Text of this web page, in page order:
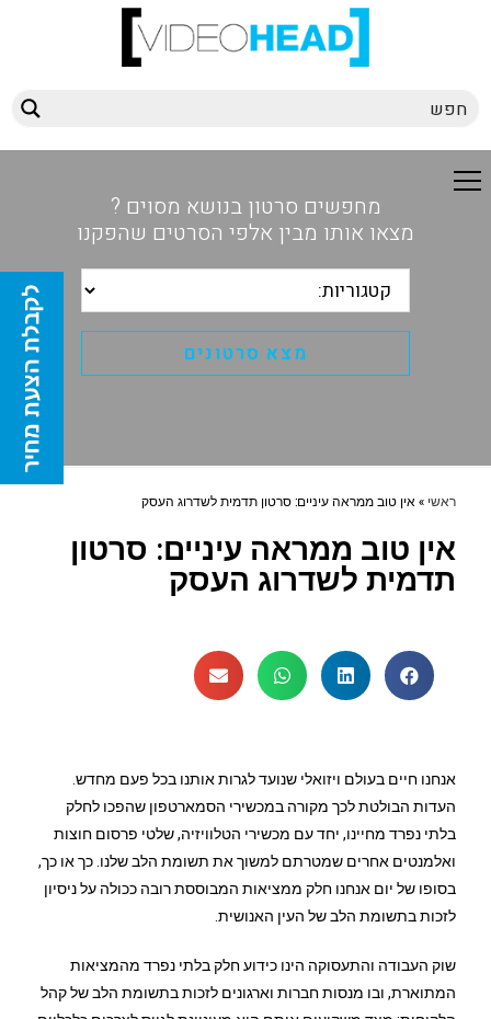
מחפשים סרטון בנושא מסוים ?
מצאו אותו מבין אלפי הסרטים שהפקנו
ראשי »אין טוב ממראה עיניים: סרטון תדמית לשדרוג העסק
אין טוב ממראה עיניים: סרטון
תדמית לשדרוג העסק
אנחנו חיים בעולם ויזואלי שנועד לגרות אותנו בכל פעם מחדש.
העדות הבולטת לכך מקורה במכשירי הסמארטפון שהפכו לחלק
בלתי נפרד מחיינו, יחד עם מכשירי הטלוויזיה, שלטי פרסום חוצות
ואלמנטים אחרים שמטרתם למשוך את תשומת הלב שלנו. כך או כך,
בסופו של יום אנחנו חלק ממציאות המבוססת רובה ככולה על ניסיון
לזכות בתשומת הלב של העין האנושית.
שוק העבודה והתעסוקה הינו כידוע חלק בלתי נפרד מהמציאות
המתוארת, ובו מנסות חברות וארגונים לזכות בתשומת הלב של קהל